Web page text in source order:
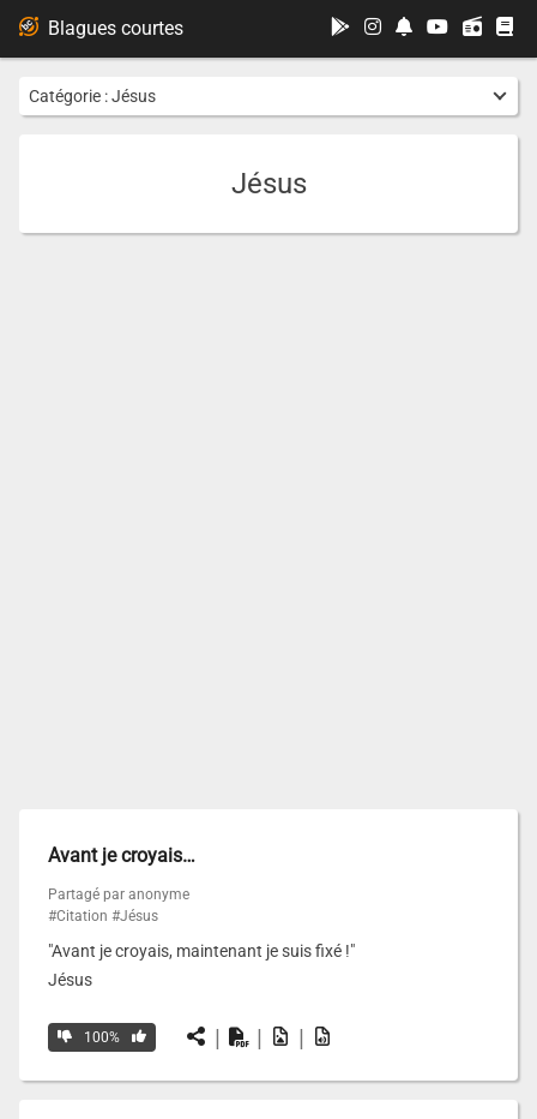
Catégorie :Jésus
Jésus
Avant je croyais…
Partagé par anonyme
#Citation #Jésus
"Avant je croyais, maintenant je suis fixé !"
Jésus
100% | | |
Blagues courtes